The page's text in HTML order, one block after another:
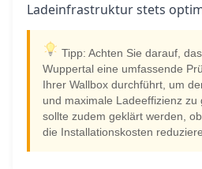
Ladeinfrastruktur stets
Tipp: Achten Sie darauf,
Wuppertal eine umfassende
Ihrer Wallbox durchführt, um
und maximale Ladeeffizienz zu
sollte zudem geklärt werden,
die Installationskosten